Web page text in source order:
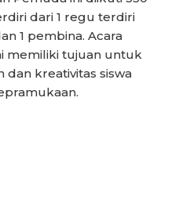
dari 1 regu terdiri
1 pembina. Acara
memiliki tujuan untuk
kreativitas siswa